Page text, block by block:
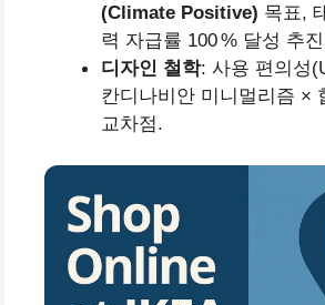
(Climate Positive) 목표,
력 자급률 100 % 달성 추
디자인 철학: 사용 편의성
칸디나비안 미니멀리즘 ×
교차점.